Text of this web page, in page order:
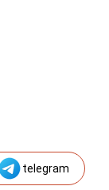
telegram